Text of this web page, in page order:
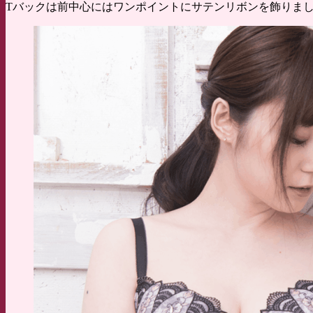
Tバックは前中心にはワンポイントにサテンリボンを飾りま